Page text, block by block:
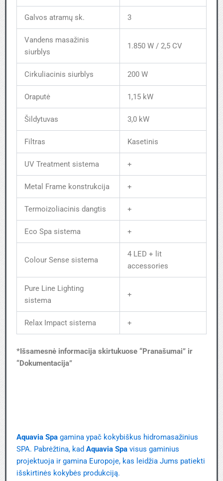
Galvos atramų sk. 3
Vandens masažinis
siurblys
1.850 W / 2,5 CV
Cirkuliacinis siurblys 200 W
Oraputė 1,15 kW
Šildytuvas 3,0 kW
Filtras Kasetinis
UV Treatment sistema +
Metal Frame konstrukcija +
Termoizoliacinis dangtis +
Eco Spa sistema +
Colour Sense sistema
4 LED + lit
accessories
Pure Line Lighting
sistema
+
Relax Impact sistema +
*Išsamesnė informacija skirtukuose “Pranašumai” ir
“Dokumentacija”
Aquavia Spa gamina ypač kokybiškus hidromasažinius
SPA. Pabrėžtina, kad Aquavia Spa visus gaminius
projektuoja ir gamina Europoje, kas leidžia Jums patiekti
išskirtinės kokybės produkciją.